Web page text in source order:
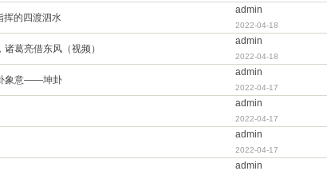
挥的四渡泗水
admin
2022-04-18
葛亮借东风（视频）
admin
2022-04-18
象意——坤卦
admin
2022-04-17
admin
2022-04-17
admin
2022-04-17
admin